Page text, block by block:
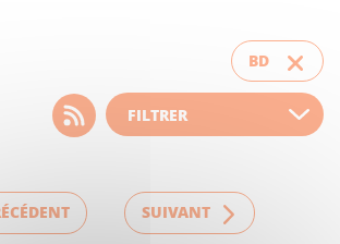
BD
Choisissez votre filtre
d'actualité
SUIVANT